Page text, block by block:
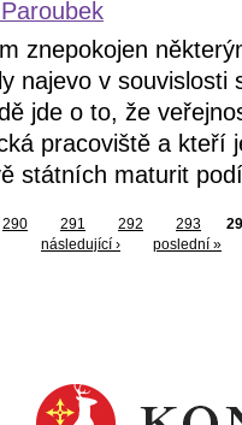
znepokojen
najevo v souvislosti
jde o to, že
pracoviště a kteří
státních maturit
290 291 292 293
následující ›
poslední »